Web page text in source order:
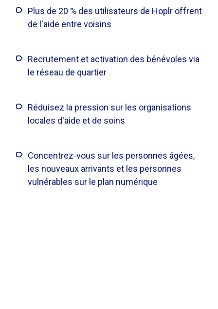
Plus de 20 % des utilisateurs de Hoplr offrent
de l'aide entre voisins
Recrutement et activation des bénévoles via
le réseau de quartier
Réduisez la pression sur les organisations
locales d'aide et de soins
Concentrez-vous sur les personnes âgées,
les nouveaux arrivants et les personnes
vulnérables sur le plan numérique